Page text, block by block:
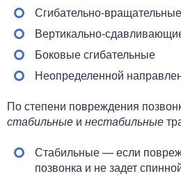
Сгибательно-вращательные
Вертикально-
Боковые сгибательные
Неопределенной
По степени повреждения
стабильные и нестабильные
Стабильные — если
позвонка и не задет